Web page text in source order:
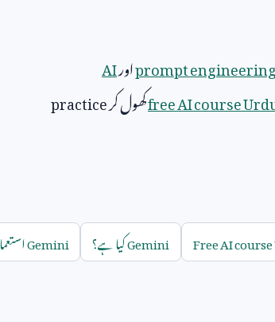
prompt engineeringاورAI
free AI courseکھول کرpractice
Free AI
Geminiکیا ہے؟ Gemini